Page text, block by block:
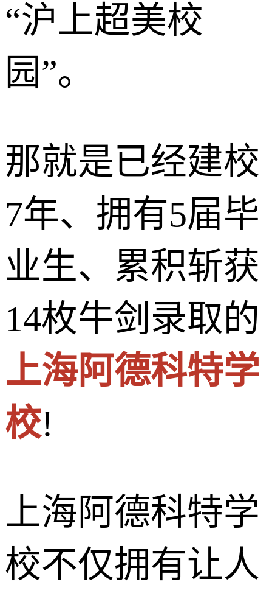
“沪上超美校
园”。
那就是已经建校
7年、拥有5届毕
业生、累积斩获
14枚牛剑录取的
上海阿德科特学
校!
上海阿德科特学
校不仅拥有让人